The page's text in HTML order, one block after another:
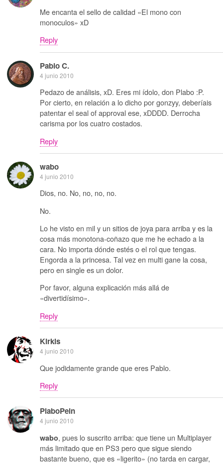
Me encanta el sello de calidad «El mono con
monoculos» xD
Reply
Pablo C.
4 junio 2010
Pedazo de análisis, xD. Eres mi ídolo, don Plabo :P.
Por cierto, en relación a lo dicho por gonzyy, deberíais
patentar el seal of approval ese, xDDDD. Derrocha
carisma por los cuatro costados.
Reply
wabo
4 junio 2010
Dios, no. No, no, no, no.
No.
Lo he visto en mil y un sitios de joya para arriba y es la
cosa más monotona-coñazo que me he echado a la
cara. No importa dónde estés o el rol que tengas.
Engorda a la princesa. Tal vez en multi gane la cosa,
pero en single es un dolor.
Por favor, alguna explicación más allá de
«divertidísimo».
Reply
Kirkis
4 junio 2010
Que jodidamente grande que eres Pablo.
Reply
PlaboPein
4 junio 2010
wabo, pues lo suscrito arriba: que tiene un Multiplayer
más limitado que en PS3 pero que sigue siendo
bastante bueno, que es «ligerito» (no tarda en cargar,